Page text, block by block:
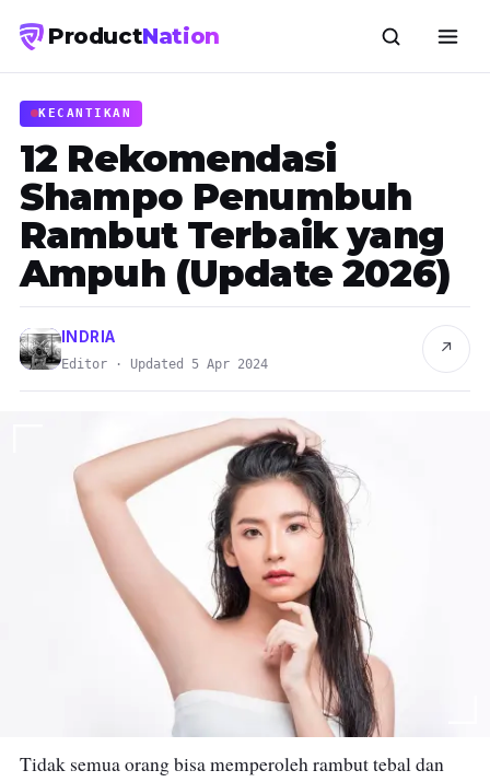
ProductNation
KECANTIKAN
12 Rekomendasi
Shampo Penumbuh
Rambut Terbaik yang
Ampuh (Update 2026)
INDRIA
Editor · Updated 5 Apr 2024
↗
Tidak semua orang bisa memperoleh rambut tebal dan